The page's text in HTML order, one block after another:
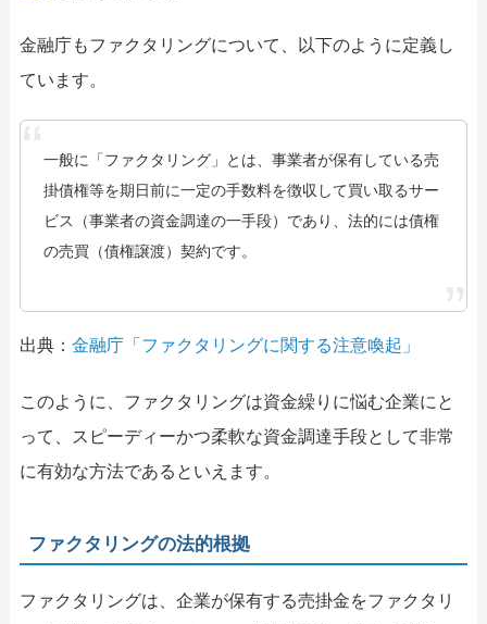
金融庁もファクタリングについて、以下のように定義し
ています。
一般に「ファクタリング」とは、事業者が保有している売
掛債権等を期日前に一定の手数料を徴収して買い取るサー
ビス（事業者の資金調達の一手段）であり、法的には債権
の売買（債権譲渡）契約です。
出典： 金融庁「ファクタリングに関する注意喚起」
このように、ファクタリングは資金繰りに悩む企業にと
って、スピーディーかつ柔軟な資金調達手段として非常
に有効な方法であるといえます。
ファクタリングの法的根拠
ファクタリングは、企業が保有する売掛金をファクタリ